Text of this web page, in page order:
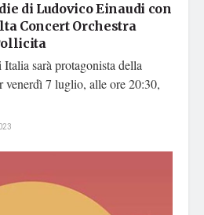
di Ludovico Einaudi con
Concert Orchestra
sarà protagonista della
venerdì 7 luglio, alle ore 20:30,